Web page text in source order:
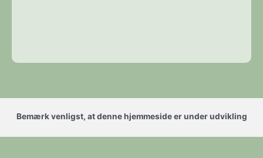
Bemærk venligst, at denne hjemmeside er under udvikling